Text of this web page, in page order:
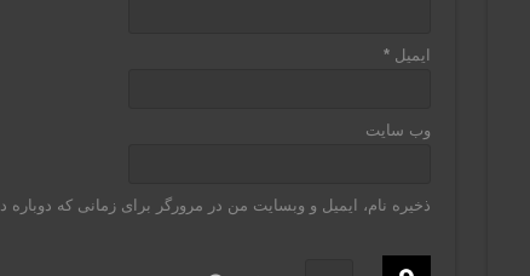
ایمیل*
وب‌ سایت
ذخیره نام، ایمیل و وبسایت من در مرورگر برای زمانی که دوباره